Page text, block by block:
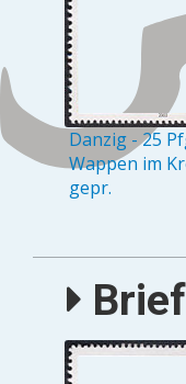
Danzig - 25
Wappen im
gepr.